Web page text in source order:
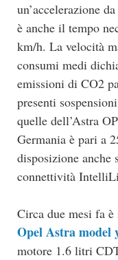
un’accelerazione
è anche il tempo
km/h. La velocità
consumi medi
emissioni di CO2
presenti
quelle dell’Astra
Germania è pari a
disposizione anche
connettività
Circa due mesi fa
Opel Astra model
motore 1.6 litri